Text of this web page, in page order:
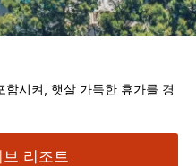
시켜, 햇살 가득한 휴가를 경
리조트